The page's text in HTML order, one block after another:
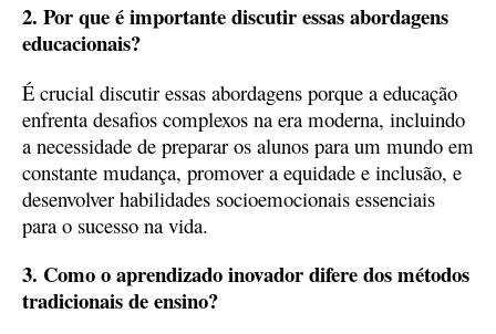
2. Por que é importante discutir essas abordagens
educacionais?
É crucial discutir essas abordagens porque a educação
enfrenta desafios complexos na era moderna, incluindo
a necessidade de preparar os alunos para um mundo em
constante mudança, promover a equidade e inclusão, e
desenvolver habilidades socioemocionais essenciais
para o sucesso na vida.
3. Como o aprendizado inovador difere dos métodos
tradicionais de ensino?